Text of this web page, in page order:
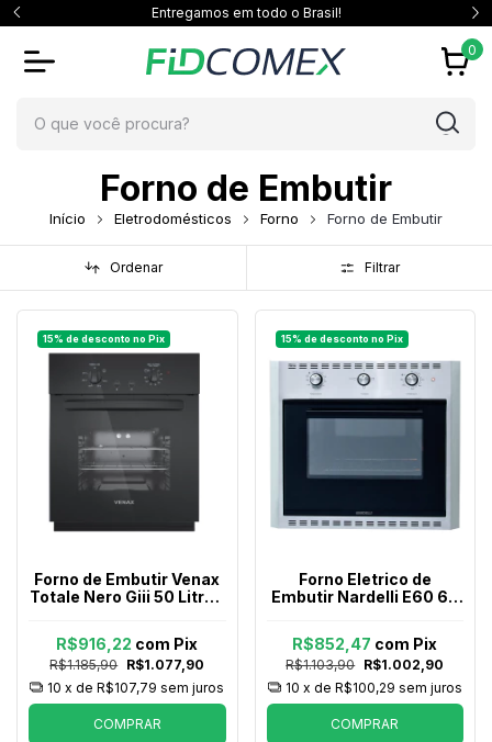
Entregamos em todo o Brasil!
0
Forno de Embutir
Início Eletrodomésticos Forno Forno de Embutir
Ordenar Filtrar
Forno de Embutir Venax
Totale Nero Giii 50 Litros
R$1.185,90 R$1.077,90
R$916,22 com Pix
10 x deR$107,79 sem juros
COMPRAR
Forno Eletrico de
Embutir Nardelli E60 60
R$1.103,90 R$1.002,90
R$852,47 com Pix
10 x de R$100,29 sem juros
COMPRAR